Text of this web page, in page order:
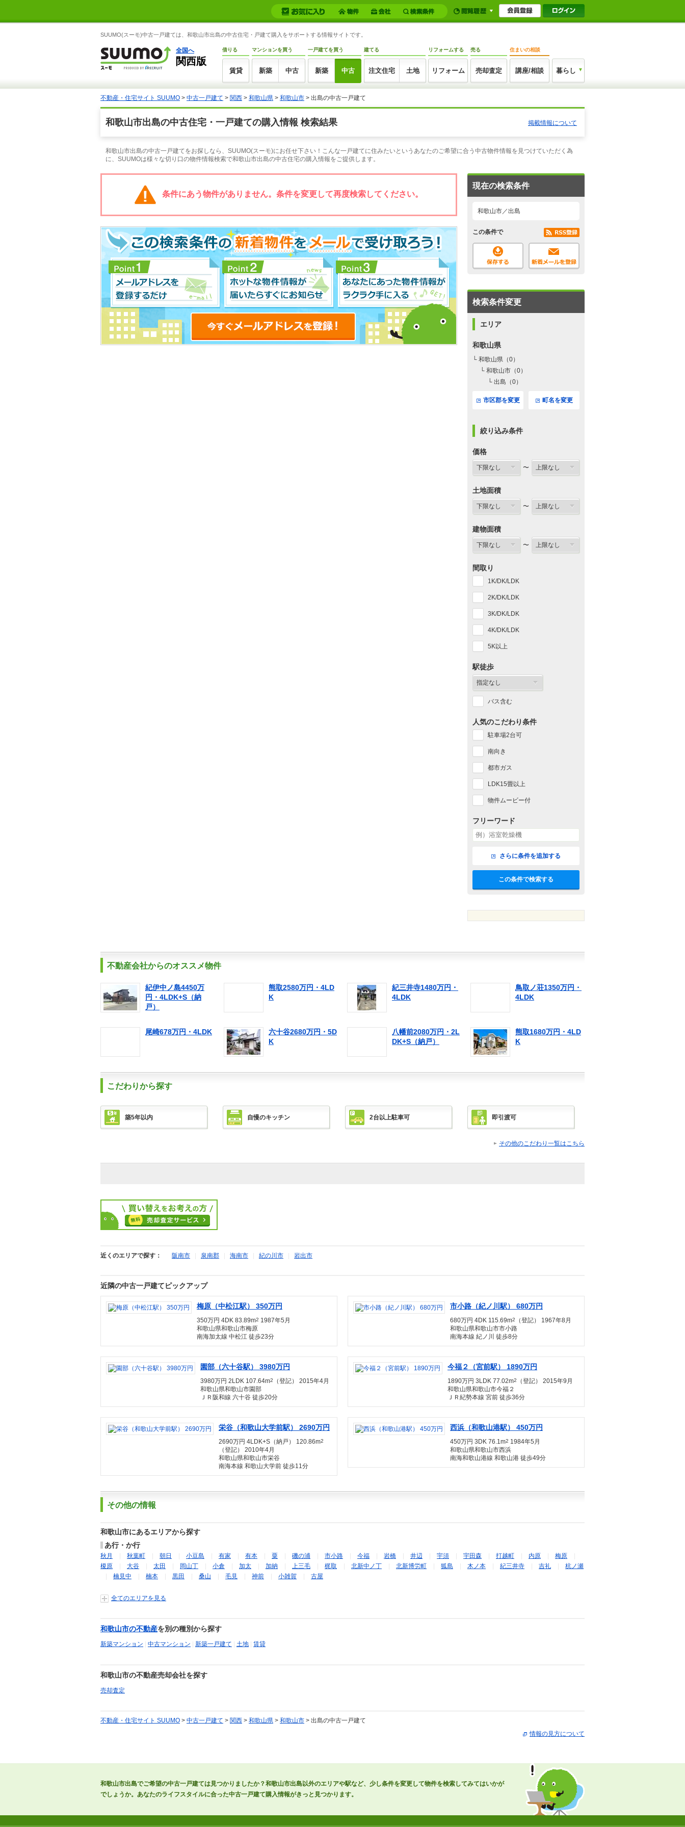
SUUMO(スーモ)中古一戸建ては、和歌山市出島の中古住宅・戸建て購入をサポートする情報サイトです。
全国へ
関西版
借りる
賃貸
マンションを買う
新築 中古
一戸建てを買う
新築 中古
建てる
注文住宅 土地
リフォームする
リフォーム
売る
売却査定
住まいの相談
講座/相談 暮らし
不動産・住宅サイト SUUMO > 中古一戸建て > 関西 > 和歌山県 > 和歌山市 > 出島の中古一戸建て
和歌山市出島の中古住宅・一戸建ての購入情報 検索結果 掲載情報について
和歌山市出島の中古一戸建てをお探しなら、SUUMO(スーモ)にお任せ下さい！こんな一戸建てに住みたいというあなたのご希望に合う中古物件情報を見つけていただく為
に、SUUMOは様々な切り口の物件情報検索で和歌山市出島の中古住宅の購入情報をご提供します。
条件にあう物件がありません。条件を変更して再度検索してください。
現在の検索条件
和歌山市／出島
この条件で
検索条件変更
エリア
和歌山県
└ 和歌山県（0）
└ 和歌山市（0）
└ 出島（0）
市区郡を変更 町名を変更
絞り込み条件
価格
〜
土地面積
〜
建物面積
〜
間取り
1K/DK/LDK
2K/DK/LDK
3K/DK/LDK
4K/DK/LDK
5K以上
駅徒歩
バス含む
人気のこだわり条件
駐車場2台可
南向き
都市ガス
LDK15畳以上
物件ムービー付
フリーワード
さらに条件を追加する
この条件で検索する
不動産会社からのオススメ物件
紀伊中ノ島4450万
円・4LDK+S（納
戸）
熊取2580万円・4LD
K
紀三井寺1480万円・
4LDK
鳥取ノ荘1350万円・
4LDK
尾崎678万円・4LDK
六十谷2680万円・5D
K
八幡前2080万円・2L
DK+S（納戸）
熊取1680万円・4LD
K
こだわりから探す
築5年以内 自慢のキッチン 2台以上駐車可 即引渡可
その他のこだわり一覧はこちら
近くのエリアで探す： 阪南市 泉南郡 海南市 紀の川市 岩出市
近隣の中古一戸建てピックアップ
梅原（中松江駅） 350万円
350万円 4DK 83.89m2 1987年5月
和歌山県和歌山市梅原
南海加太線 中松江 徒歩23分
市小路（紀ノ川駅） 680万円
680万円 4DK 115.69m2
（登記） 1967年8月
和歌山県和歌山市市小路
南海本線 紀ノ川 徒歩8分
園部（六十谷駅） 3980万円
3980万円 2LDK 107.64m2
（登記） 2015年4月
和歌山県和歌山市園部
ＪＲ阪和線 六十谷 徒歩20分
今福２（宮前駅） 1890万円
1890万円 3LDK 77.02m2
（登記） 2015年9月
和歌山県和歌山市今福２
ＪＲ紀勢本線 宮前 徒歩36分
栄谷（和歌山大学前駅） 2690万円
2690万円 4LDK+S（納戸） 120.86m2
（登記） 2010年4月
和歌山県和歌山市栄谷
南海本線 和歌山大学前 徒歩11分
西浜（和歌山港駅） 450万円
450万円 3DK 76.1m2 1984年5月
和歌山県和歌山市西浜
南海和歌山港線 和歌山港 徒歩49分
その他の情報
和歌山市にあるエリアから探す
あ行・か行
秋月 秋葉町 朝日 小豆島 有家 有本 粟 磯の浦 市小路 今福 岩橋 井辺 宇須 宇田森 打越町 内原
梅原
榎原
大谷 太田 岡山丁 小倉 加太 加納 上三毛 梶取 北新中ノ丁 北新博労町 狐島 木ノ本 紀三井寺 吉礼
杭ノ瀬
楠見中
楠本 黒田 桑山 毛見 神前 小雑賀 古屋
全てのエリアを見る
和歌山市の不動産を別の種別から探す
新築マンション 中古マンション 新築一戸建て 土地 賃貸
和歌山市の不動産売却会社を探す
売却査定
不動産・住宅サイト SUUMO > 中古一戸建て > 関西 > 和歌山県 > 和歌山市 > 出島の中古一戸建て
情報の見方について
和歌山市出島でご希望の中古一戸建ては見つかりましたか？和歌山市出島以外のエリアや駅など、少し条件を変更して物件を検索してみてはいかが
でしょうか。あなたのライフスタイルに合った中古一戸建て購入情報がきっと見つかります。